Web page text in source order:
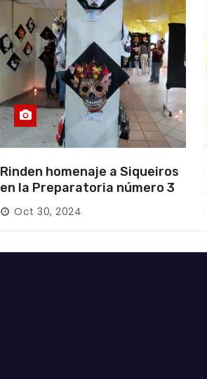
Rinden homenaje a Siqueiros
en la Preparatoria número 3
Oct 30, 2024